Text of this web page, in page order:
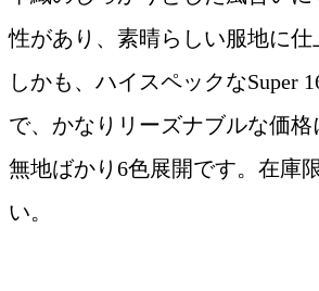
性があり、素晴らしい服地に仕
しかも、ハイスペックなSuper
で、かなりリーズナブルな価格
無地ばかり6色展開です。在庫
い。